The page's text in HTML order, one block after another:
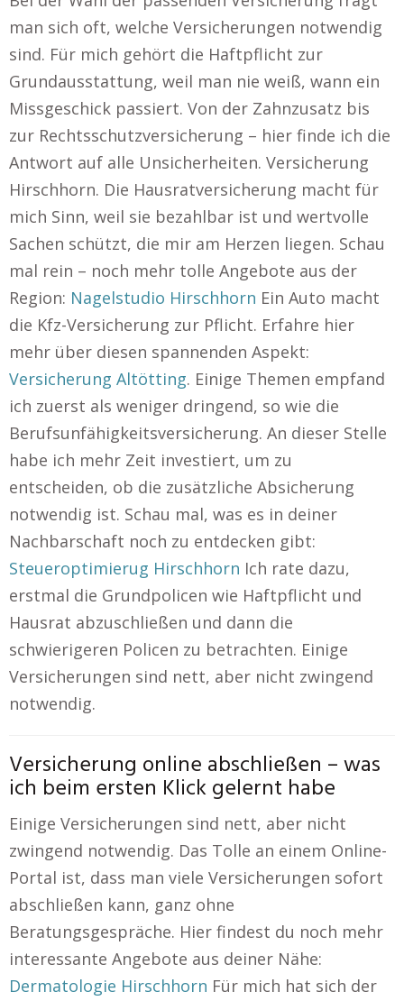
man sich oft, welche Versicherungen notwendig
sind. Für mich gehört die Haftpflicht zur
Grundausstattung, weil man nie weiß, wann ein
Missgeschick passiert. Von der Zahnzusatz bis
zur Rechtsschutzversicherung – hier finde ich die
Antwort auf alle Unsicherheiten. Versicherung
Hirschhorn. Die Hausratversicherung macht für
mich Sinn, weil sie bezahlbar ist und wertvolle
Sachen schützt, die mir am Herzen liegen. Schau
mal rein – noch mehr tolle Angebote aus der
Region: Nagelstudio Hirschhorn Ein Auto macht
die Kfz-Versicherung zur Pflicht. Erfahre hier
mehr über diesen spannenden Aspekt:
Versicherung Altötting. Einige Themen empfand
ich zuerst als weniger dringend, so wie die
Berufsunfähigkeitsversicherung. An dieser Stelle
habe ich mehr Zeit investiert, um zu
entscheiden, ob die zusätzliche Absicherung
notwendig ist. Schau mal, was es in deiner
Nachbarschaft noch zu entdecken gibt:
Steueroptimierug Hirschhorn Ich rate dazu,
erstmal die Grundpolicen wie Haftpflicht und
Hausrat abzuschließen und dann die
schwierigeren Policen zu betrachten. Einige
Versicherungen sind nett, aber nicht zwingend
notwendig.
Versicherung online abschließen – was
ich beim ersten Klick gelernt habe
Einige Versicherungen sind nett, aber nicht
zwingend notwendig. Das Tolle an einem Online-
Portal ist, dass man viele Versicherungen sofort
abschließen kann, ganz ohne
Beratungsgespräche. Hier findest du noch mehr
interessante Angebote aus deiner Nähe:
Dermatologie Hirschhorn Für mich hat sich der